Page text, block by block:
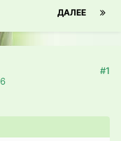
ДАЛЕЕ
#1